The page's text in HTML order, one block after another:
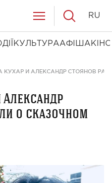
КУЛЬТУРААФІША КІНО
RU
КУХАР И АЛЕКСАНДР СТОЯНОВ
Александр
о сказочном